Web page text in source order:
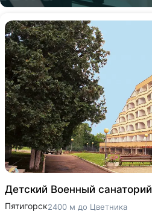
Детский Военный санаторий
Пятигорск2400 м до Цветника